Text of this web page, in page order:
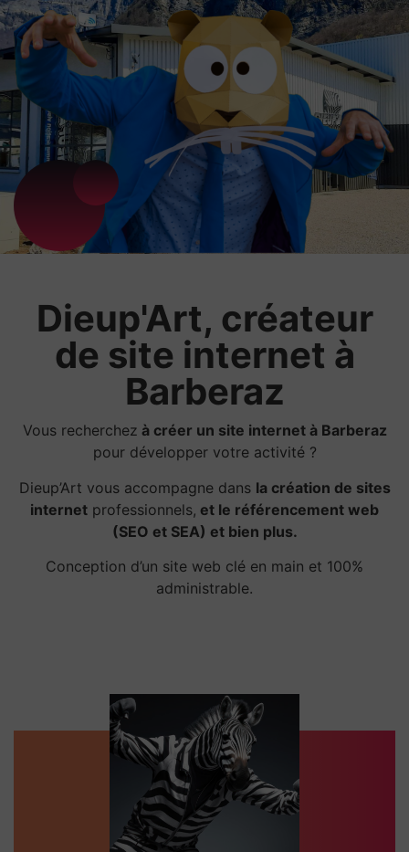
Dieup'Art, créateur
de site internet à
Barberaz
Vous recherchez à créer un site internet à Barberaz
pour développer votre activité ?
Dieup’Art vous accompagne dans la création de sites
internet professionnels, et le référencement web
(SEO et SEA) et bien plus.
Conception d’un site web clé en main et 100%
administrable.